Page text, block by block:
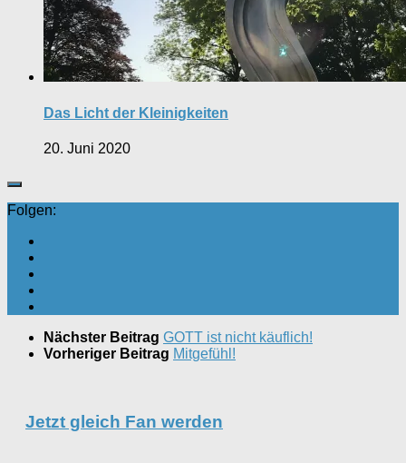
Das Licht der Kleinigkeiten
20. Juni 2020
Folgen:
Nächster Beitrag GOTT ist nicht käuflich!
Vorheriger Beitrag Mitgefühl!
Jetzt gleich Fan werden